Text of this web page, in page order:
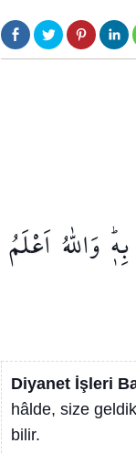
بِه۪ۜ وَاللّٰهُاَعْلَمُ
Diyanet İşleri
hâlde, size
bilir.